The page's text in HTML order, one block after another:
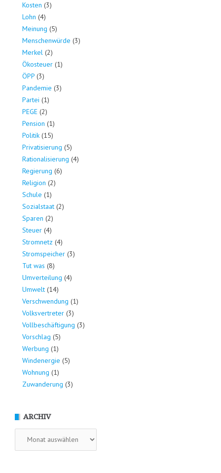
Kosten (3)
Lohn (4)
Meinung (5)
Menschenwürde (3)
Merkel (2)
Ökosteuer (1)
ÖPP (3)
Pandemie (3)
Partei (1)
PEGE (2)
Pension (1)
Politik (15)
Privatisierung (5)
Rationalisierung (4)
Regierung (6)
Religion (2)
Schule (1)
Sozialstaat (2)
Sparen (2)
Steuer (4)
Stromnetz (4)
Stromspeicher (3)
Tut was (8)
Umverteilung (4)
Umwelt (14)
Verschwendung (1)
Volksvertreter (3)
Vollbeschäftigung (3)
Vorschlag (5)
Werbung (1)
Windenergie (5)
Wohnung (1)
Zuwanderung (3)
ARCHIV